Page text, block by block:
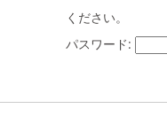
ください。
パスワード: